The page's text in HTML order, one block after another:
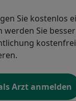
Sie kostenlos
werden Sie
Arzt anmelden